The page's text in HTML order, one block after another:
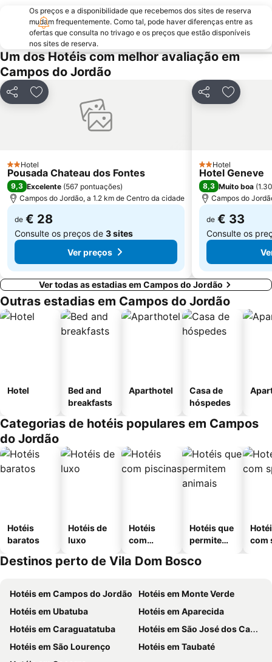
Os preços e a disponibilidade que recebemos dos sites de reserva
mudam frequentemente. Como tal, pode haver diferenças entre as
ofertas que consulta no trivago e os preços que estão disponíveis
nos sites de reserva.
Um dos Hotéis com melhor avaliação em
Campos do Jordão
PartilharAdicionar aos favoritos
2 Estrelas
Hotel
Pousada Chateau dos Fontes
9,3 Excelente (567 pontuações)
Campos do Jordão, a 1.2 km de Centro da cidade
de € 28
Consulte os preços de 3 sites
Ver preços
Partilhar
2 Estrelas
Hotel
Hotel Geneve
8,3 Muito boa (
Campos do
de € 33
Consulte os
Ver todas as estadias em Campos do Jordão
Outras estadias em Campos do Jordão
Hotel
Bed and
breakfasts
Aparthotel
Casa de
hóspedes
Categorias de hotéis populares em Campos
do Jordão
Hotéis
baratos
Hotéis de
luxo
Hotéis
com
Hotéis que
permitem
com
Destinos perto de Vila Dom Bosco
Hotéis em Campos do Jordão
Hotéis em Monte Verde
Hotéis em Ubatuba
Hotéis em Aparecida
Hotéis em Caraguatatuba
Hotéis em São José dos Campos
Hotéis em São Lourenço
Hotéis em Taubaté